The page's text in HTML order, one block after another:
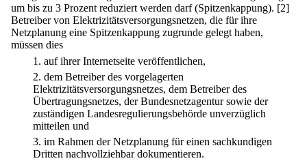
um bis zu 3 Prozent reduziert werden darf (Spitzenkappung). [2]
Betreiber von Elektrizitätsversorgungsnetzen, die für ihre
Netzplanung eine Spitzenkappung zugrunde gelegt haben,
müssen dies
1. auf ihrer Internetseite veröffentlichen,
2. dem Betreiber des vorgelagerten
Elektrizitätsversorgungsnetzes, dem Betreiber des
Übertragungsnetzes, der Bundesnetzagentur sowie der
zuständigen Landesregulierungsbehörde unverzüglich
mitteilen und
3. im Rahmen der Netzplanung für einen sachkundigen
Dritten nachvollziehbar dokumentieren.